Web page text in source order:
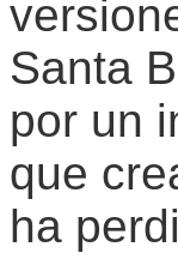
Santa
por un
que
ha